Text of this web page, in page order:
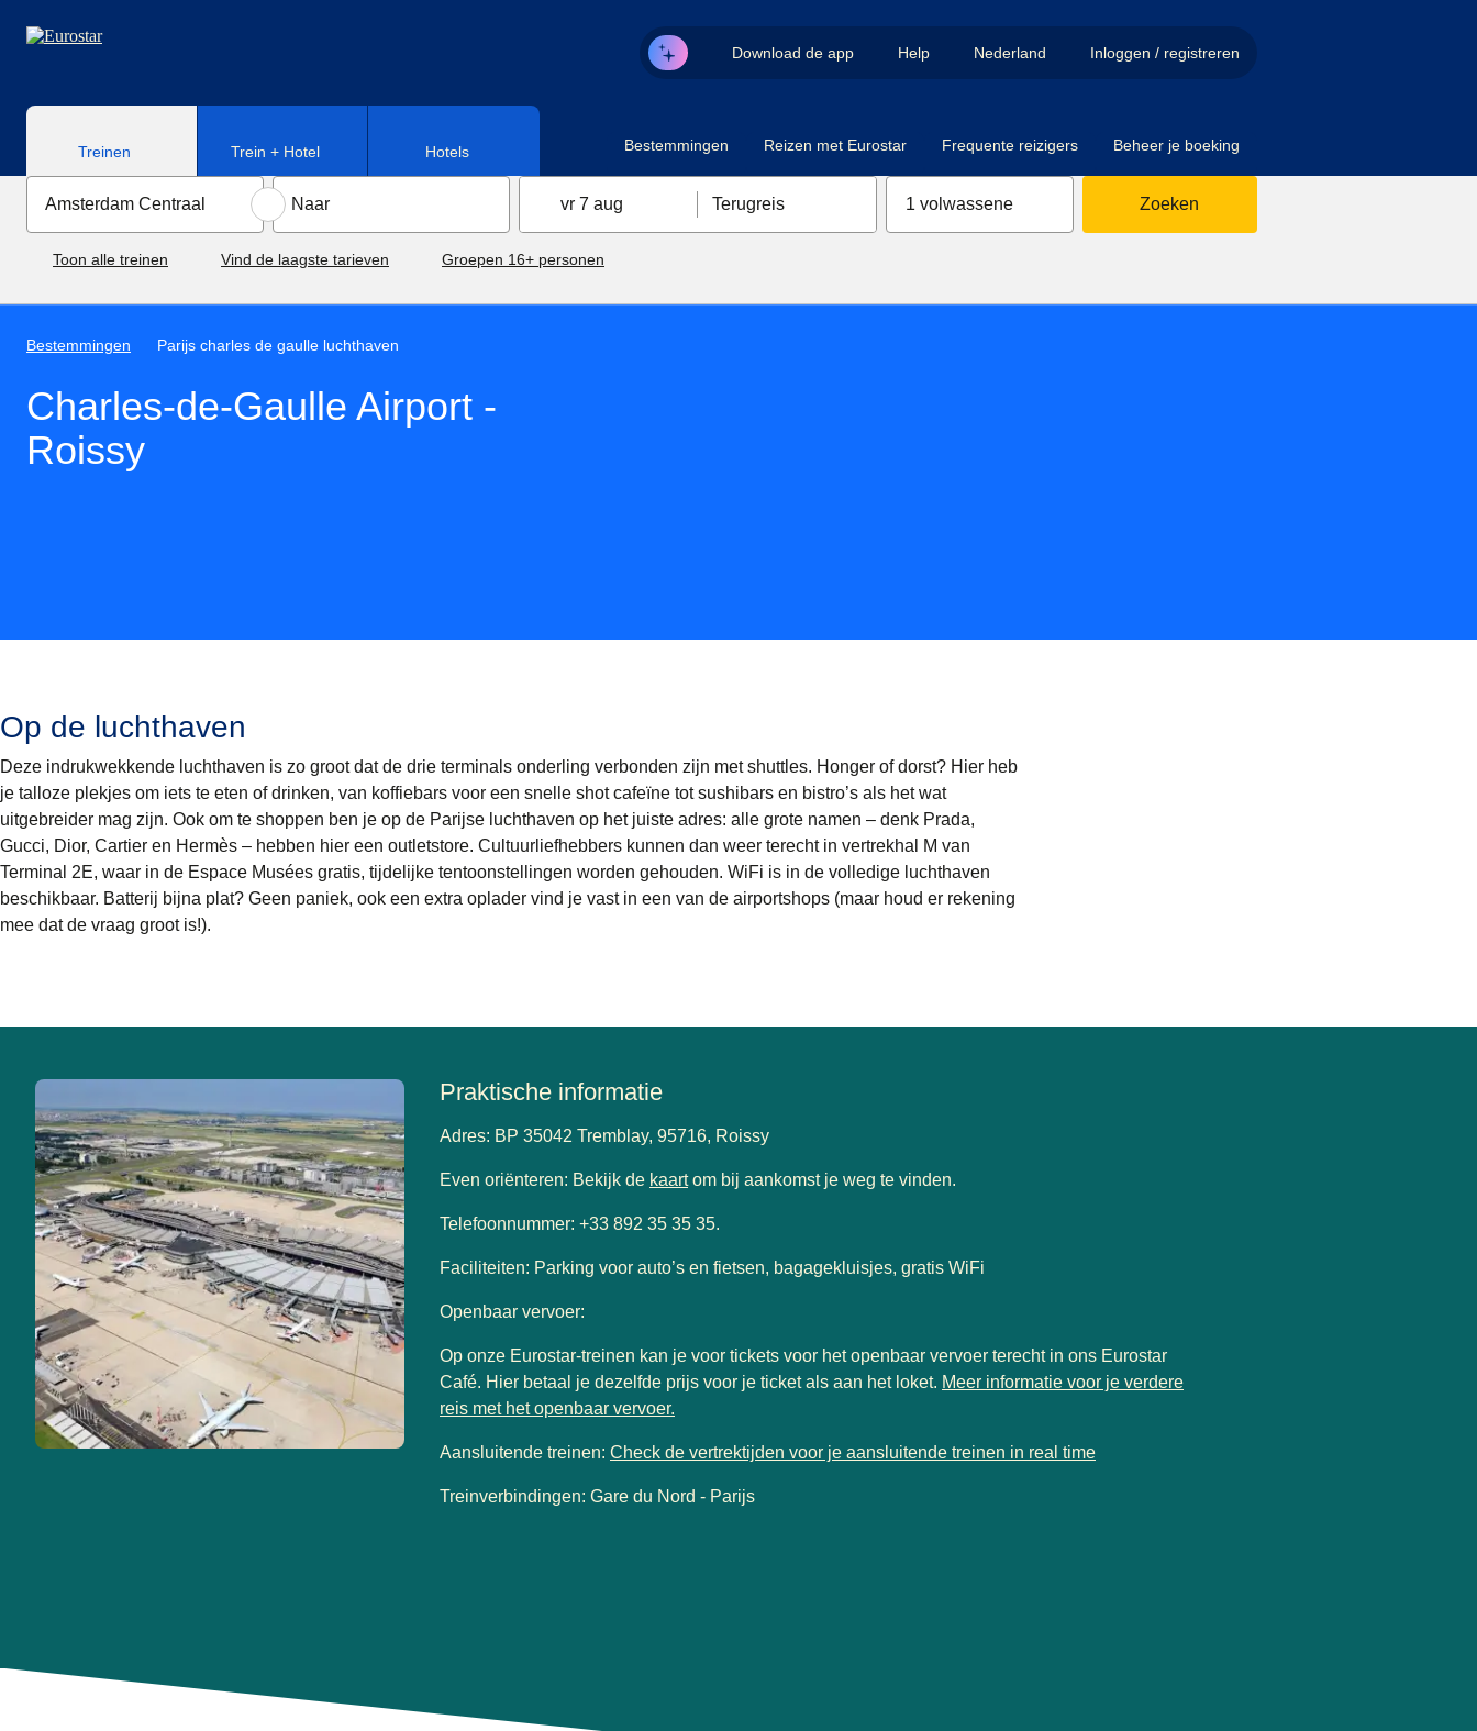
Download de app Help Nederland Inloggen / registreren
Treinen Trein + Hotel Hotels Bestemmingen Reizen met Eurostar Frequente reizigers Beheer je boeking
vr 7 aug Terugreis 1 volwassene Zoeken
Toon alle treinen Vind de laagste tarieven Groepen 16+ personen
Bestemmingen Parijs charles de gaulle luchthaven
Charles-de-Gaulle Airport -
Roissy
Op de luchthaven
Deze indrukwekkende luchthaven is zo groot dat de drie terminals onderling verbonden zijn met shuttles. Honger of dorst? Hier heb
je talloze plekjes om iets te eten of drinken, van koffiebars voor een snelle shot cafeïne tot sushibars en bistro’s als het wat
uitgebreider mag zijn. Ook om te shoppen ben je op de Parijse luchthaven op het juiste adres: alle grote namen – denk Prada,
Gucci, Dior, Cartier en Hermès – hebben hier een outletstore. Cultuurliefhebbers kunnen dan weer terecht in vertrekhal M van
Terminal 2E, waar in de Espace Musées gratis, tijdelijke tentoonstellingen worden gehouden. WiFi is in de volledige luchthaven
beschikbaar. Batterij bijna plat? Geen paniek, ook een extra oplader vind je vast in een van de airportshops (maar houd er rekening
mee dat de vraag groot is!).
Praktische informatie
Adres: BP 35042 Tremblay, 95716, Roissy
Even oriënteren: Bekijk de kaart(opent in een nieuwe tab )
om bij aankomst je weg te vinden.
Telefoonnummer: +33 892 35 35 35.
Faciliteiten: Parking voor auto’s en fietsen, bagagekluisjes, gratis WiFi
Openbaar vervoer:
Op onze Eurostar-treinen kan je voor tickets voor het openbaar vervoer terecht in ons Eurostar
Café. Hier betaal je dezelfde prijs voor je ticket als aan het loket. Meer informatie voor je verdere
reis met het openbaar vervoer.
Aansluitende treinen: Check de vertrektijden voor je aansluitende treinen in real time
Treinverbindingen: Gare du Nord - Parijs